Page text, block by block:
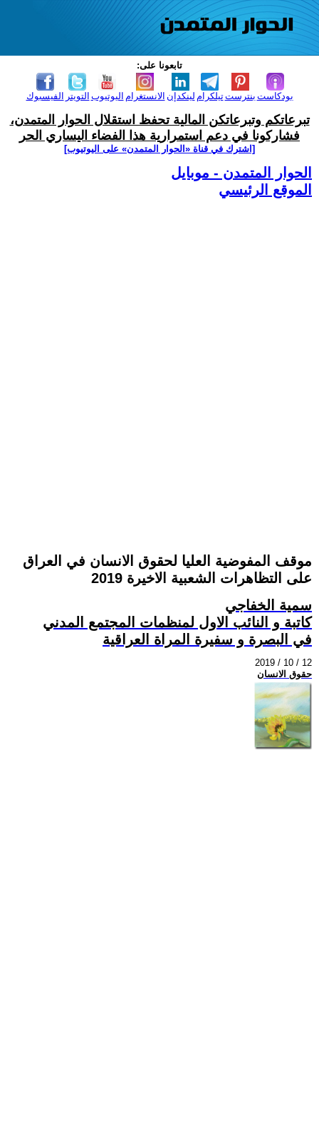
تابعونا على:
الفيسبوك التويتر اليوتيوب الانستغرام لينكدإن تيلكرامبنترست بودكاست
تبرعاتكم وتبرعاتكن المالية تحفظ استقلال الحوار المتمدن،
فشاركونا في دعم استمرارية هذا الفضاء اليساري الحر
[اشترك في قناة ‫«الحوار المتمدن» على اليوتيوب]
الحوار المتمدن - موبايل
الموقع الرئيسي
موقف المفوضية العليا لحقوق الانسان في العراق
على التظاهرات الشعبية الاخيرة 2019
سمية الخفاجي
كاتبة و النائب الاول لمنظمات المجتمع المدني
في البصرة و سفيرة المراة العراقية
2019 / 10 / 12
حقوق الانسان